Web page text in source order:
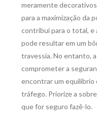
meramente
para a maximização da
contribui para o total, e
pode resultar em um
travessia. No entanto,
comprometer a
encontrar um
tráfego. Priorize a
que for seguro fazê-lo.